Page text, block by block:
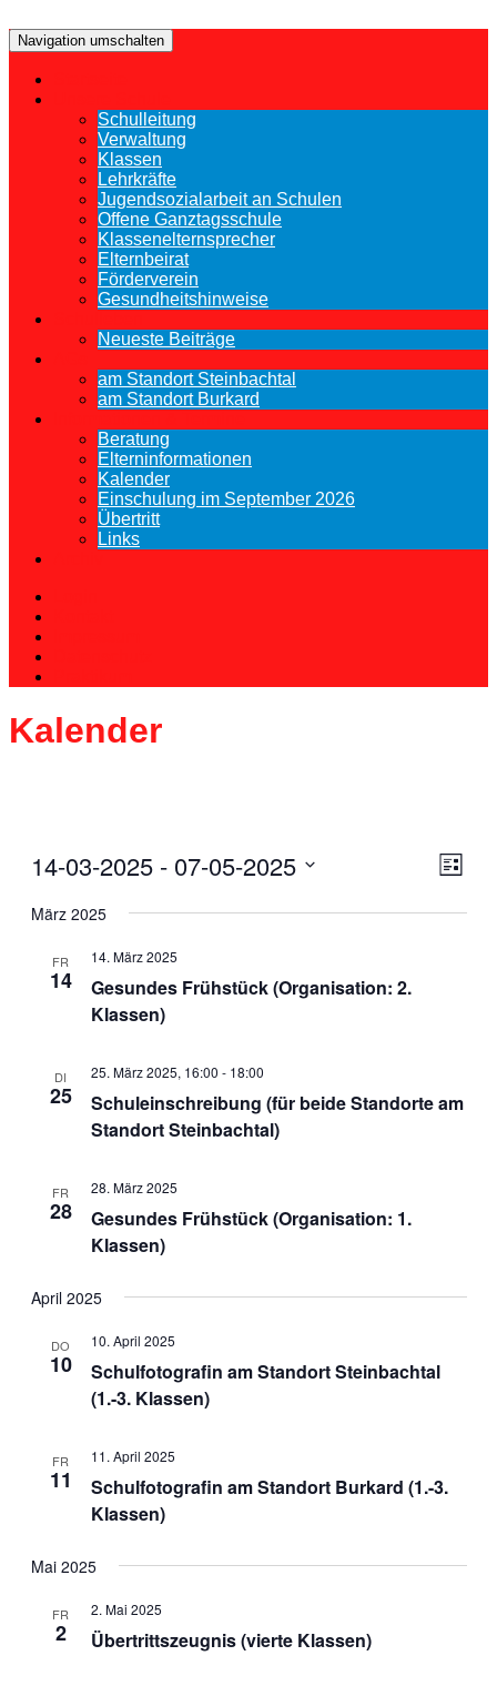
Navigation umschalten
Schulleitung
Verwaltung
Klassen
Lehrkräfte
Jugendsozialarbeit an Schulen
Offene Ganztagsschule
Klassenelternsprecher
Elternbeirat
Förderverein
Gesundheitshinweise
Neueste Beiträge
am Standort Steinbachtal
am Standort Burkard
Beratung
Elterninformationen
Kalender
Einschulung im September 2026
Übertritt
Links
Kalender
Liste
14-03-2025 - 07-05-2025
wählen.
März 2025
FR
14
14. März 2025
Gesundes Frühstück (Organisation: 2.
Klassen)
DI
25
25. März 2025, 16:00 - 18:00
Schuleinschreibung (für beide Standorte am
Standort Steinbachtal)
FR
28
28. März 2025
Gesundes Frühstück (Organisation: 1.
Klassen)
April 2025
DO
10
10. April 2025
Schulfotografin am Standort Steinbachtal
(1.-3. Klassen)
FR
11
11. April 2025
Schulfotografin am Standort Burkard (1.-3.
Klassen)
Mai 2025
FR
2
2. Mai 2025
Übertrittszeugnis (vierte Klassen)